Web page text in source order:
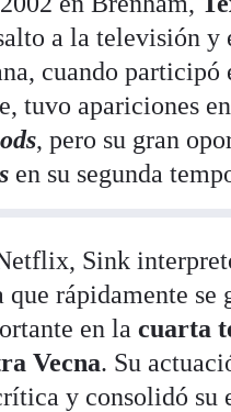
a la televisión
cuando participó
tuvo apariciones
, pero su gran
en su segunda
Sink
rápidamente se
en lacuarta
Vecna. Su
y consolidó su